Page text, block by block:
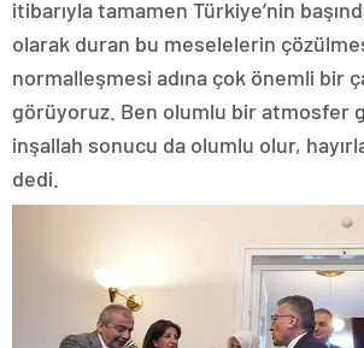
itibarıyla tamamen Türkiye’nin
olarak duran bu meselelerin
normalleşmesi adına çok önemli bir
görüyoruz. Ben olumlu bir atmosfer
inşallah sonucu da olumlu olur,
dedi.